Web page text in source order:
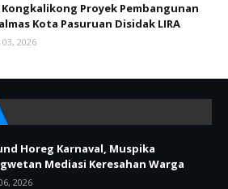
Proyek Pembangunan
Kota Pasuruan Disidak LIRA
2026
Horeg Karnaval, Muspika
Mediasi Keresahan Warga
2026